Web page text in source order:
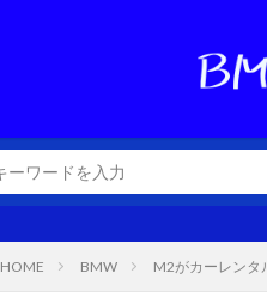
HOME BMW M2がカーレンタ